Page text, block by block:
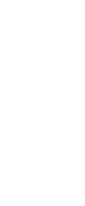
bay phù hợp
tín
dễ dàng so
và nhận
hàng